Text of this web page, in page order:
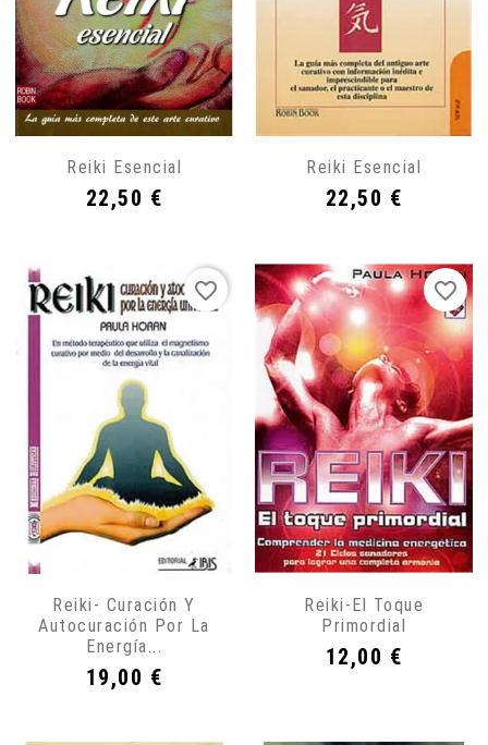
Reiki Esencial
Precio
22,50 €
Reiki Esencial
Precio
22,50 €
Reiki- Curación Y
Autocuración Por La
Energía...
Precio
19,00 €
favorite_border
Reiki-El Toque
Primordial
Precio
12,00 €
favorite_border